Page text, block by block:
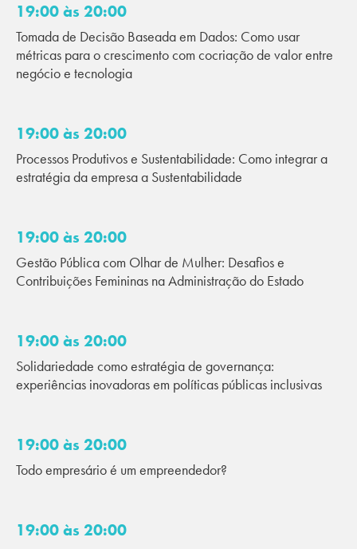
19:00 às 20:00
Tomada de Decisão Baseada em Dados: Como usar
métricas para o crescimento com cocriação de valor entre
negócio e tecnologia
19:00 às 20:00
Processos Produtivos e Sustentabilidade: Como integrar a
estratégia da empresa a Sustentabilidade
19:00 às 20:00
Gestão Pública com Olhar de Mulher: Desafios e
Contribuições Femininas na Administração do Estado
19:00 às 20:00
Solidariedade como estratégia de governança:
experiências inovadoras em políticas públicas inclusivas
19:00 às 20:00
Todo empresário é um empreendedor?
19:00 às 20:00